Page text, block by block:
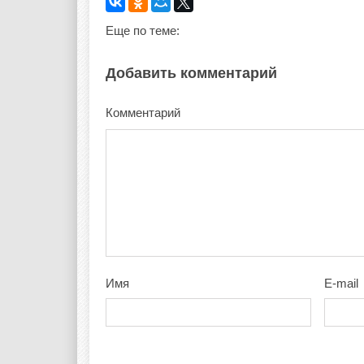
Еще по теме:
Добавить комментарий
Комментарий
Имя E-mail